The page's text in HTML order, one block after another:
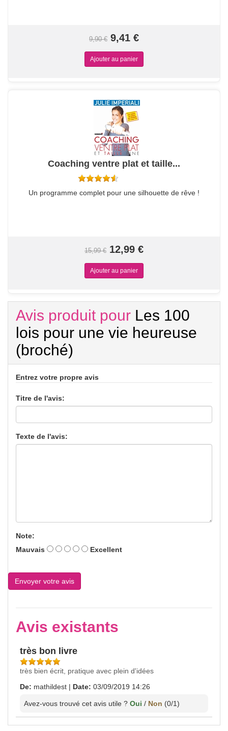
9,90 € 9,41 €
Coaching ventre plat et taille...
Un programme complet pour une silhouette de rêve !
15,99 € 12,99 €
Avis produit pour Les 100
lois pour une vie heureuse
(broché)
Entrez votre propre avis
Titre de l'avis:
Texte de l'avis:
Note:
Mauvais
Excellent
Avis existants
très bon livre
très bien écrit, pratique avec plein d'idées
De: mathildest | Date: 03/09/2019 14:26
Avez-vous trouvé cet avis utile ? Oui / Non (0/1)